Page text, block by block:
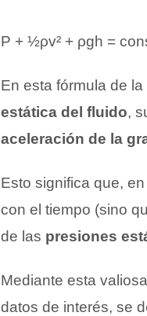
P + ½ρv² + ρgh =
En esta fórmula de
estática del fluido,
aceleración de la
Esto significa que,
con el tiempo (sino
de las presiones
Mediante esta
datos de interés, se